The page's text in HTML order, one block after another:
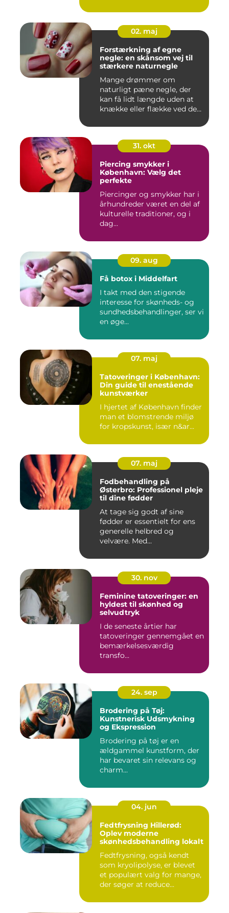
02. maj
Forstærkning af egne
negle: en skånsom vej til
stærkere naturnegle
Mange drømmer om
naturligt pæne negle, der
kan få lidt længde uden at
knække eller flække ved den
31. okt
Piercing smykker i
København: Vælg det
perfekte
Piercinger og smykker har i
århundreder været en del af
kulturelle traditioner, og i
dag...
09. aug
Få botox i Middelfart
I takt med den stigende
interesse for skønheds- og
sundhedsbehandlinger, ser vi
en øge...
07. maj
Tatoveringer i København:
Din guide til enestående
kunstværker
I hjertet af København finder
man et blomstrende miljø
for kropskunst, især n&ar...
07. maj
Fodbehandling på
Østerbro: Professionel pleje
til dine fødder
At tage sig godt af sine
fødder er essentielt for ens
generelle helbred og
velvære. Med...
30. nov
Feminine tatoveringer: en
hyldest til skønhed og
selvudtryk
I de seneste årtier har
tatoveringer gennemgået en
bemærkelsesværdig
transfo...
24. sep
Brodering på Tøj:
Kunstnerisk Udsmykning
og Ekspression
Brodering på tøj er en
ældgammel kunstform, der
har bevaret sin relevans og
charm...
04. jun
Fedtfrysning Hillerød:
Oplev moderne
skønhedsbehandling lokalt
Fedtfrysning, også kendt
som kryolipolyse, er blevet
et populært valg for mange,
der søger at reduce...